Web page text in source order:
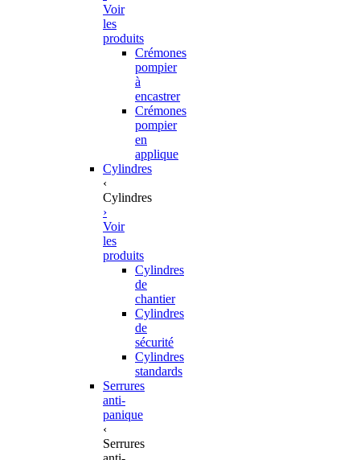
Voir
les
produits
Crémones
pompier
à
encastrer
Crémones
pompier
en
applique
Cylindres
‹
Cylindres
›
Voir
les
produits
Cylindres
de
chantier
Cylindres
de
sécurité
Cylindres
standards
Serrures
anti-
panique
‹
Serrures